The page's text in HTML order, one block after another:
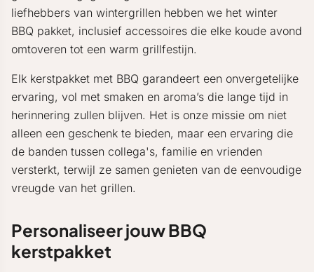
liefhebbers van wintergrillen hebben we het winter
BBQ pakket, inclusief accessoires die elke koude avond
omtoveren tot een warm grillfestijn.
Elk kerstpakket met BBQ garandeert een onvergetelijke
ervaring, vol met smaken en aroma’s die lange tijd in
herinnering zullen blijven. Het is onze missie om niet
alleen een geschenk te bieden, maar een ervaring die
de banden tussen collega's, familie en vrienden
versterkt, terwijl ze samen genieten van de eenvoudige
vreugde van het grillen.
Personaliseer jouw BBQ
kerstpakket